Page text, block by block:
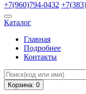
+7(960)794-0432
Каталог
Главная
Подробнее
Контакты
Корзина: 0